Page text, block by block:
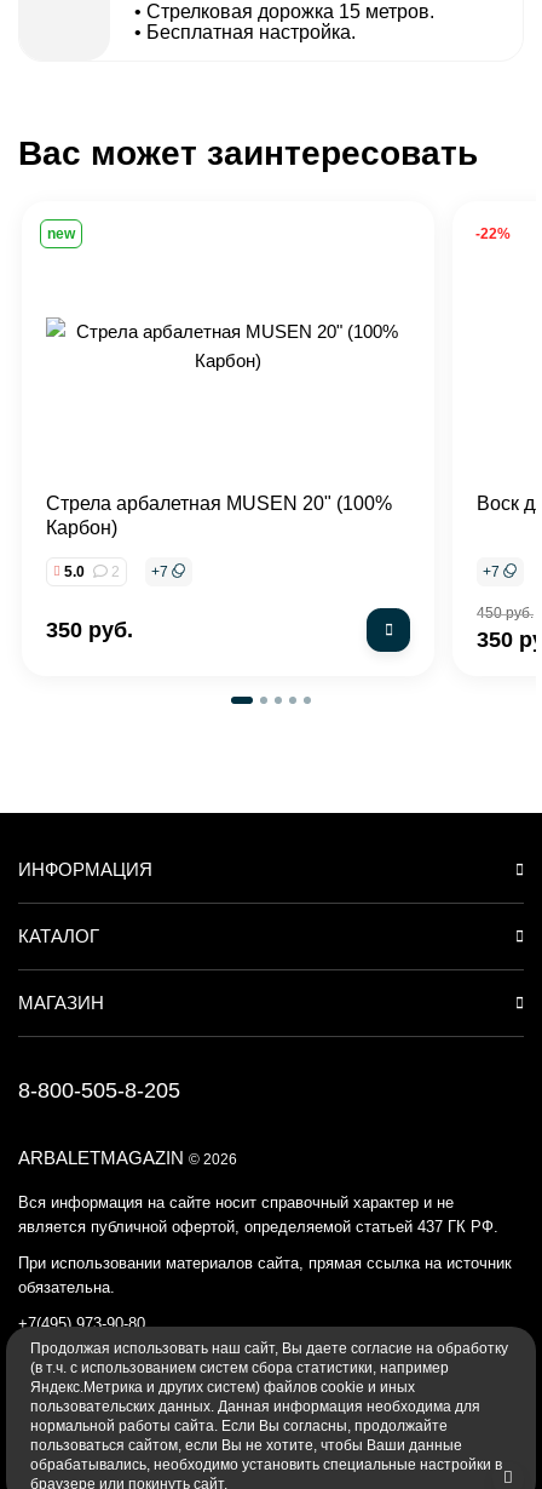
• Cтрелковая дорожка 15 метров.
• Бесплатная настройка.
Вас может заинтересовать
new
Стрела арбалетная MUSEN 20" (100%
Карбон)
5.0 2 +7
350 руб.
-22%
Воск
+7
450 руб.
350
ARBALETMAGAZIN © 2026
Вся информация на сайте носит справочный характер и не
является публичной офертой, определяемой статьей 437 ГК РФ.
При использовании материалов сайта, прямая ссылка на источник
обязательна.
+7(495) 973-90-80
Политика конфиденциальности
ИНФОРМАЦИЯ
КАТАЛОГ
МАГАЗИН
8-800-505-8-205
Продолжая использовать наш cайт, Вы даете согласие на обработку
(в т.ч. с использованием систем сбора статистики, например
Яндекс.Метрика и других систем) файлов cookie и иных
пользовательских данных. Данная информация необходима для
нормальной работы сайта. Если Вы согласны, продолжайте
пользоваться сайтом, если Вы не хотите, чтобы Ваши данные
обрабатывались, необходимо установить специальные настройки в
браузере или покинуть сайт.